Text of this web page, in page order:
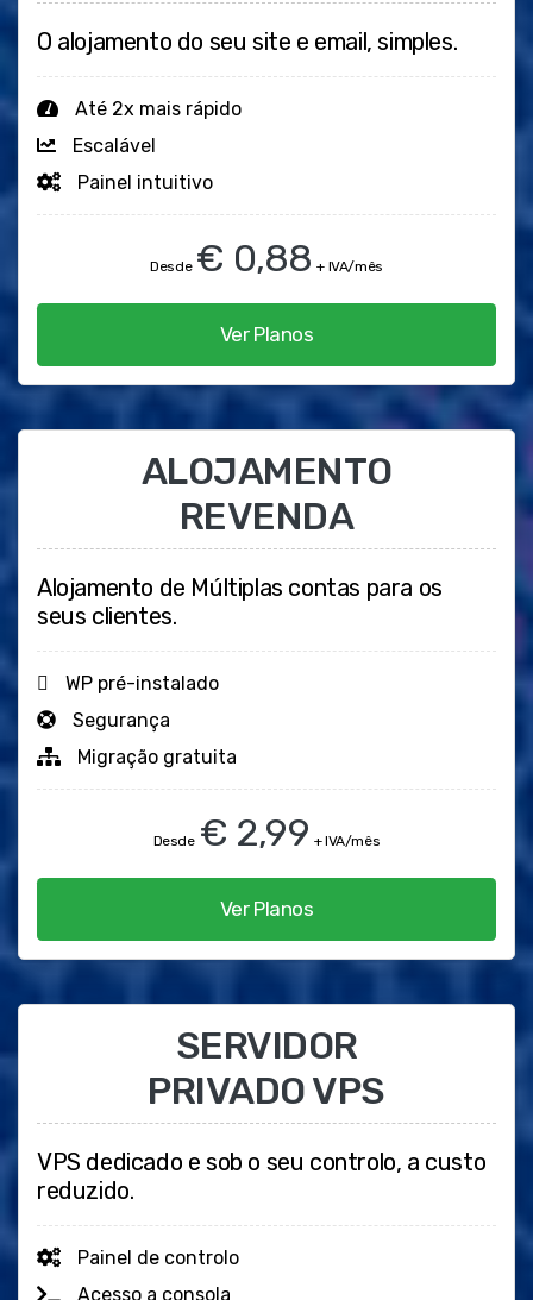
O alojamento do seu site e email, simples.
Até 2x mais rápido
Escalável
Painel intuitivo
Desde € 0,88 + IVA/mês
Ver Planos
ALOJAMENTO
REVENDA
Alojamento de Múltiplas contas para os
seus clientes.
WP pré-instalado
Segurança
Migração gratuita
Desde € 2,99 + IVA/mês
Ver Planos
SERVIDOR
PRIVADO VPS
VPS dedicado e sob o seu controlo, a custo
reduzido.
Painel de controlo
Acesso a consola